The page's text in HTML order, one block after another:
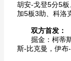
胡安-戈登5分5
加5板3助、科洛
双方首发：
掘金：柯蒂斯-
斯-比克曼，伊布-